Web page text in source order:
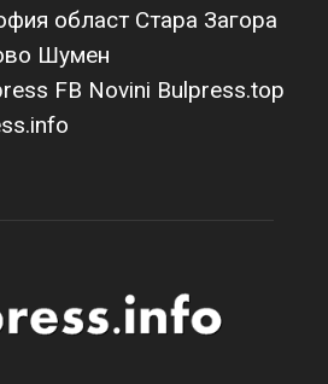
област Стара Загора
Шумен
FB Novini Bulpress.top